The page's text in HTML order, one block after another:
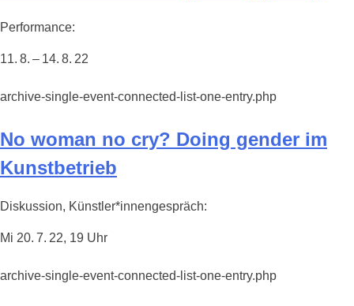
Performance:
11. 8. – 14. 8. 22
archive-single-event-connected-list-one-entry.php
No woman no cry? Doing gender im
Kunstbetrieb
Diskussion, Künstler*innengespräch:
Mi 20. 7. 22, 19 Uhr
archive-single-event-connected-list-one-entry.php